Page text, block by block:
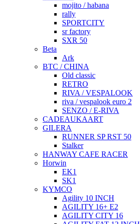
mojito / habana
rally
SPORTCITY
sr factory
SXR 50
Beta
Ark
BTC / CHINA
Old classic
RETRO
RIVA / VESPALOOK
riva / vespalook euro 2
SENZO / E-RIVA
CADEAUKAART
GILERA
RUNNER SP RST 50
Stalker
HANWAY CAFE RACER
Horwin
EK1
SK1
KYMCO
Agility 10 INCH
AGILITY 16+ E2
AGILITY CITY 16